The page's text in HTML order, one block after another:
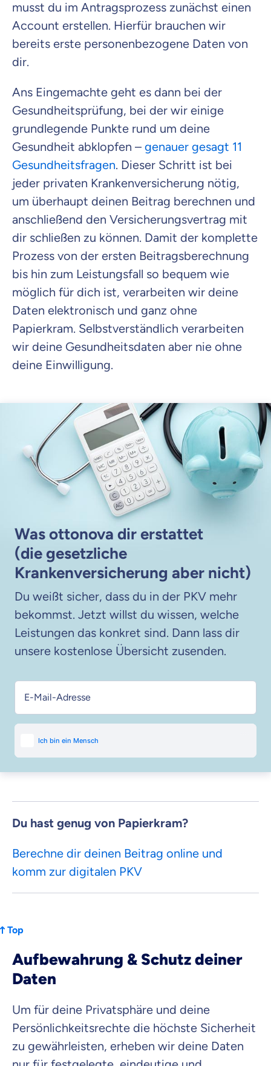
musst du im Antragsprozess zunächst einen
Account erstellen. Hierfür brauchen wir
bereits erste personenbezogene Daten von
dir.
Ans Eingemachte geht es dann bei der
Gesundheitsprüfung, bei der wir einige
grundlegende Punkte rund um deine
Gesundheit abklopfen – genauer gesagt 11
Gesundheitsfragen. Dieser Schritt ist bei
jeder privaten Krankenversicherung nötig,
um überhaupt deinen Beitrag berechnen und
anschließend den Versicherungsvertrag mit
dir schließen zu können. Damit der komplette
Prozess von der ersten Beitragsberechnung
bis hin zum Leistungsfall so bequem wie
möglich für dich ist, verarbeiten wir deine
Daten elektronisch und ganz ohne
Papierkram. Selbstverständlich verarbeiten
wir deine Gesundheitsdaten aber nie ohne
deine Einwilligung.
Was ottonova dir erstattet
(die gesetzliche
Krankenversicherung aber nicht)
Du weißt sicher, dass du in der PKV mehr
bekommst. Jetzt willst du wissen, welche
Leistungen das konkret sind. Dann lass dir
unsere kostenlose Übersicht zusenden.
E-Mail-Adresse
Du hast genug von Papierkram?
Berechne dir deinen Beitrag online und
komm zur digitalen PKV
Top
Aufbewahrung & Schutz deiner
Daten
Um für deine Privatsphäre und deine
Persönlichkeitsrechte die höchste Sicherheit
zu gewährleisten, erheben wir deine Daten